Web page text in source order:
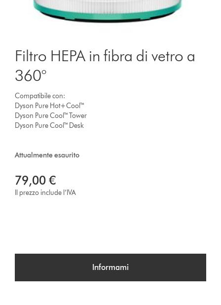
Filtro HEPA in fibra di vetro a
360°
Compatibile con:
Dyson Pure Hot+Cool™
Dyson Pure Cool™ Tower
Dyson Pure Cool™ Desk
Attualmente esaurito
79,00 €
Il prezzo include l’IVA
Informami